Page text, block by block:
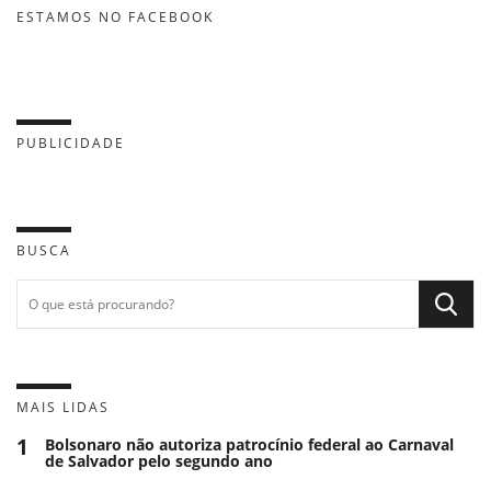
ESTAMOS NO FACEBOOK
PUBLICIDADE
BUSCA
MAIS LIDAS
1 Bolsonaro não autoriza patrocínio federal ao Carnaval
de Salvador pelo segundo ano